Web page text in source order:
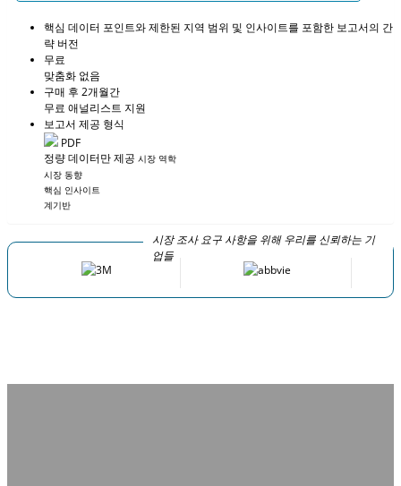
핵심 데이터 포인트와 제한된 지역 범위 및 인사이트를 포함한 보고서의 간
략 버전
무료
맞춤화 없음
구매 후 2개월간
무료 애널리스트 지원
보고서 제공 형식
PDF
정량 데이터만 제공 시장 역학
시장 동향
핵심 인사이트
계기반
시장 조사 요구 사항을 위해 우리를 신뢰하는 기
업들